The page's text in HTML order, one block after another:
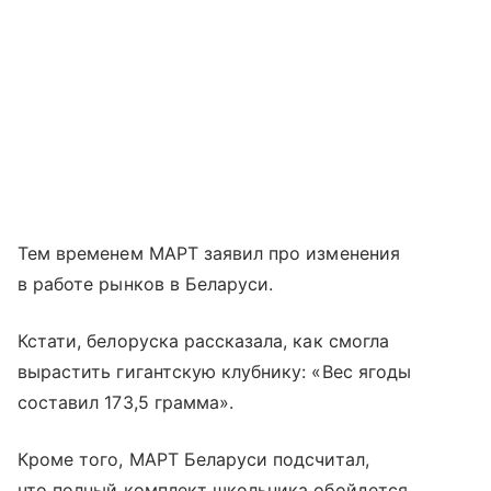
Тем временем МАРТ заявил про изменения
в работе рынков в Беларуси.
Кстати, белоруска рассказала, как смогла
вырастить гигантскую клубнику: «Вес ягоды
составил 173,5 грамма».
Кроме того, МАРТ Беларуси подсчитал,